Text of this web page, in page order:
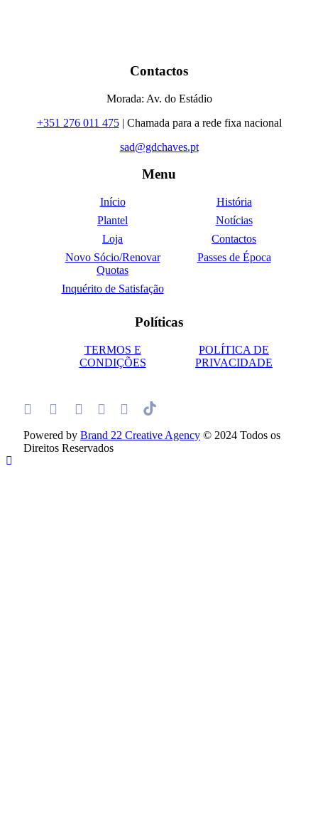
Contactos
Morada: Av. do Estádio
+351 276 011 475| Chamada para a rede fixa nacional
sad@gdchaves.pt
Menu
Início
História
Plantel
Notícias
Loja
Contactos
Novo Sócio/Renovar
Quotas
Passes de Época
Inquérito de Satisfação
Políticas
TERMOS E
CONDIÇÕES
POLÍTICA DE
PRIVACIDADE
Powered by Brand 22 Creative Agency © 2024 Todos os
Direitos Reservados